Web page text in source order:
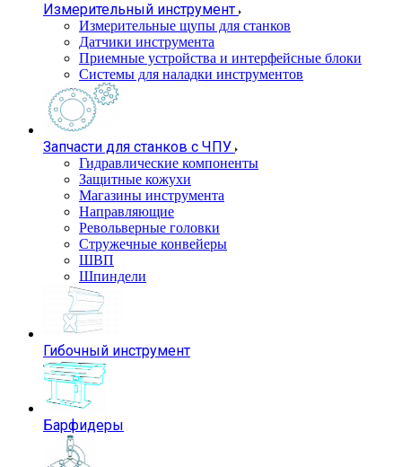
Измерительный инструмент
Измерительные щупы для станков
Датчики инструмента
Приемные устройства и интерфейсные блоки
Системы для наладки инструментов
Запчасти для станков с ЧПУ
Гидравлические компоненты
Защитные кожухи
Магазины инструмента
Направляющие
Револьверные головки
Стружечные конвейеры
ШВП
Шпиндели
Гибочный инструмент
Барфидеры